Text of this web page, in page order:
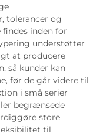
tolerancer og
findes inden for
understøtter
at producere
så kunder kan
før de går videre til
i små serier
begrænsede
store
til